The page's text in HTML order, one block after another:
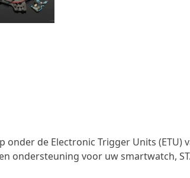
onder de Electronic Trigger Units (ETU)
ondersteuning voor uw smartwatch,